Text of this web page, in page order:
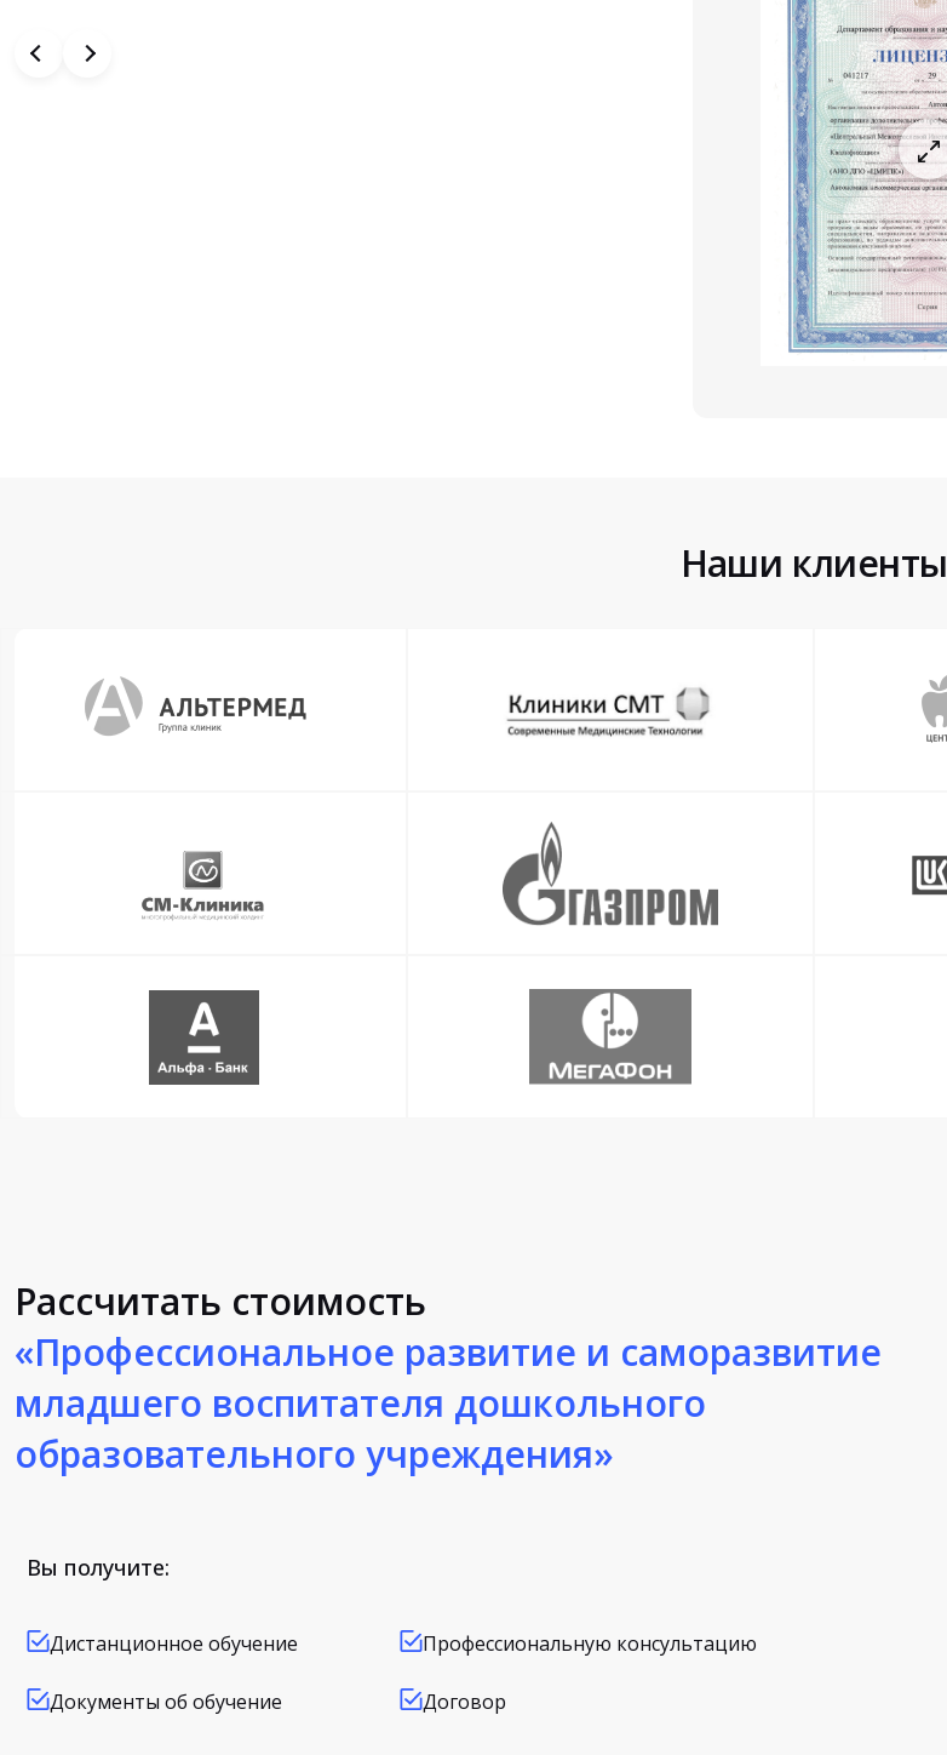
Наши клиенты
Рассчитать стоимость
«Профессиональное развитие и саморазвитие
младшего воспитателя дошкольного
образовательного учреждения»
Вы получите:
Дистанционное обучение Профессиональную консультацию
Документы об обучение Договор